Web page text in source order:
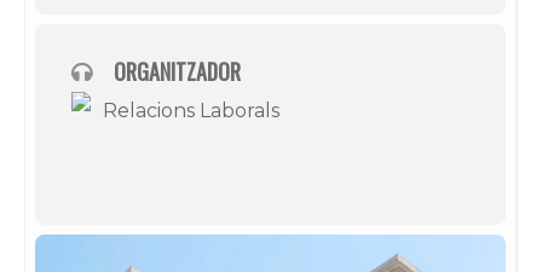
ORGANITZADOR
Relacions Laborals